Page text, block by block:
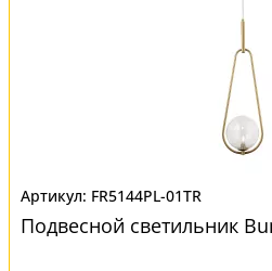
FR5144PL-01TR
Подвесной светильник